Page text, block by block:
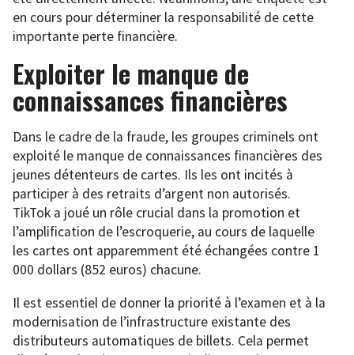
en cours pour déterminer la responsabilité de cette
importante perte financière.
Exploiter le manque de
connaissances financières
Dans le cadre de la fraude, les groupes criminels ont
exploité le manque de connaissances financières des
jeunes détenteurs de cartes. Ils les ont incités à
participer à des retraits d’argent non autorisés.
TikTok a joué un rôle crucial dans la promotion et
l’amplification de l’escroquerie, au cours de laquelle
les cartes ont apparemment été échangées contre 1
000 dollars (852 euros) chacune.
Il est essentiel de donner la priorité à l’examen et à la
modernisation de l’infrastructure existante des
distributeurs automatiques de billets. Cela permet